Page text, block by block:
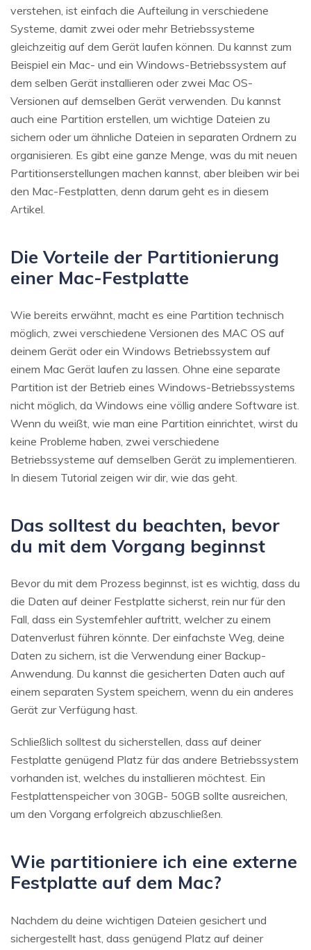
verstehen, ist einfach die Aufteilung in verschiedene
Systeme, damit zwei oder mehr Betriebssysteme
gleichzeitig auf dem Gerät laufen können. Du kannst zum
Beispiel ein Mac- und ein Windows-Betriebssystem auf
dem selben Gerät installieren oder zwei Mac OS-
Versionen auf demselben Gerät verwenden. Du kannst
auch eine Partition erstellen, um wichtige Dateien zu
sichern oder um ähnliche Dateien in separaten Ordnern zu
organisieren. Es gibt eine ganze Menge, was du mit neuen
Partitionserstellungen machen kannst, aber bleiben wir bei
den Mac-Festplatten, denn darum geht es in diesem
Artikel.
Die Vorteile der Partitionierung
einer Mac-Festplatte
Wie bereits erwähnt, macht es eine Partition technisch
möglich, zwei verschiedene Versionen des MAC OS auf
deinem Gerät oder ein Windows Betriebssystem auf
einem Mac Gerät laufen zu lassen. Ohne eine separate
Partition ist der Betrieb eines Windows-Betriebssystems
nicht möglich, da Windows eine völlig andere Software ist.
Wenn du weißt, wie man eine Partition einrichtet, wirst du
keine Probleme haben, zwei verschiedene
Betriebssysteme auf demselben Gerät zu implementieren.
In diesem Tutorial zeigen wir dir, wie das geht.
Das solltest du beachten, bevor
du mit dem Vorgang beginnst
Bevor du mit dem Prozess beginnst, ist es wichtig, dass du
die Daten auf deiner Festplatte sicherst, rein nur für den
Fall, dass ein Systemfehler auftritt, welcher zu einem
Datenverlust führen könnte. Der einfachste Weg, deine
Daten zu sichern, ist die Verwendung einer Backup-
Anwendung. Du kannst die gesicherten Daten auch auf
einem separaten System speichern, wenn du ein anderes
Gerät zur Verfügung hast.
Schließlich solltest du sicherstellen, dass auf deiner
Festplatte genügend Platz für das andere Betriebssystem
vorhanden ist, welches du installieren möchtest. Ein
Festplattenspeicher von 30GB- 50GB sollte ausreichen,
um den Vorgang erfolgreich abzuschließen.
Wie partitioniere ich eine externe
Festplatte auf dem Mac?
Nachdem du deine wichtigen Dateien gesichert und
sichergestellt hast, dass genügend Platz auf deiner